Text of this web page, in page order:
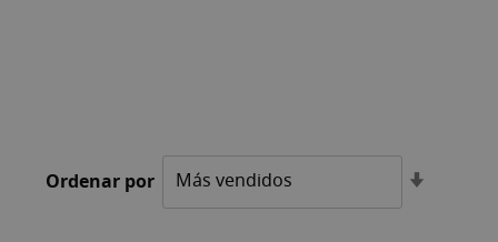
Ordenar por